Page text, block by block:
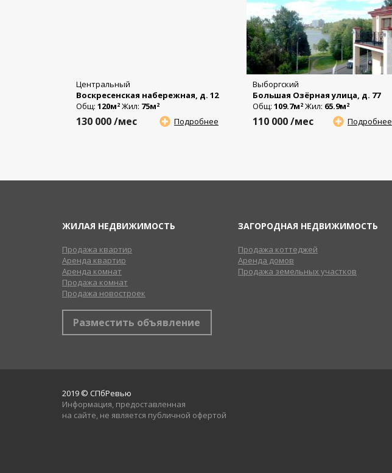
Центральный
Воскресенская набережная, д. 12
Общ: 120м2 Жил: 75м2
Подробнее
130 000/мес
Выборгский
Большая Озёрная улица, д. 77
Общ: 109.7м2 Жил: 65.9м2
Подробнее
110 000/мес
ЖИЛАЯ НЕДВИЖИМОСТЬ
Продажа квартир
Аренда квартир
Аренда комнат
Продажа комнат
Продажа новостроек
Разместить объявление
ЗАГОРОДНАЯ НЕДВИЖИМОСТЬ
Продажа коттеджей
Аренда домов
Продажа земельных участков
2019 © СПбРевью
Информация, предоставленная
на сайте, не является публичной офертой